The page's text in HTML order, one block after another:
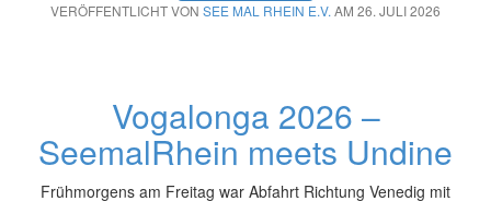
VERÖFFENTLICHT VON SEE MAL RHEIN E.V. AM 26. JULI 2026
Vogalonga 2026 –
SeemalRhein meets Undine
Frühmorgens am Freitag war Abfahrt Richtung Venedig mit